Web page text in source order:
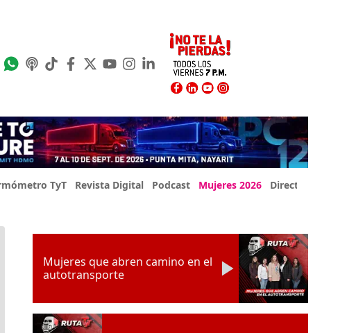
TyT Revista Digital Podcast Mujeres 2026 Directorio Expo
Mujeres que abren camino en el
autotransporte